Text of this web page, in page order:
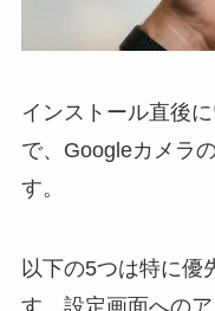
インストール直後
で、Googleカメラ
す。
以下の5つは特に優
す。設定画面への